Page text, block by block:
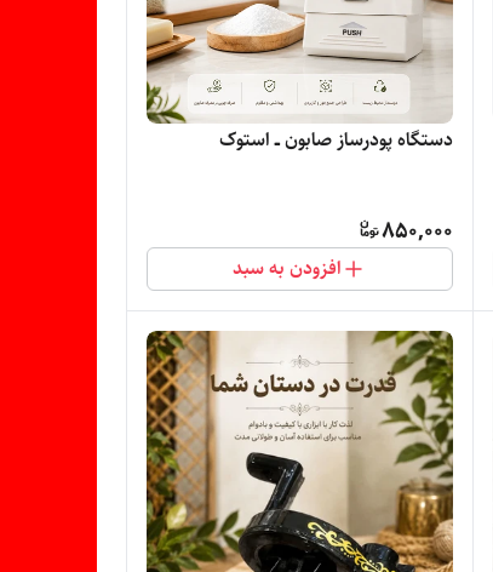
دستگاه پودرساز صابون ــ استوک
850,000
افزودن به سبد